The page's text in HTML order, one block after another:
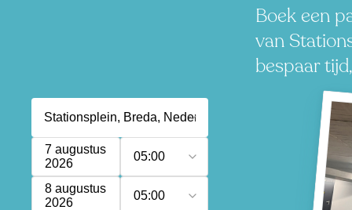
Boek een
van
bespaar
7 augustus
2026
05:00
8 augustus
2026
05:00